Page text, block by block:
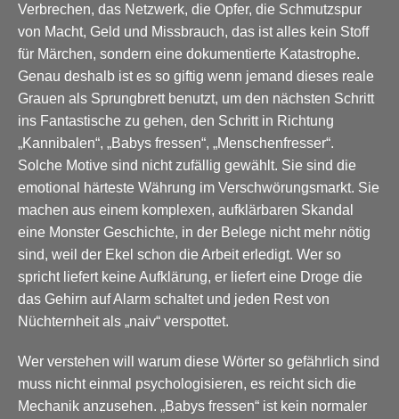
Verbrechen, das Netzwerk, die Opfer, die Schmutzspur
von Macht, Geld und Missbrauch, das ist alles kein Stoff
für Märchen, sondern eine dokumentierte Katastrophe.
Genau deshalb ist es so giftig wenn jemand dieses reale
Grauen als Sprungbrett benutzt, um den nächsten Schritt
ins Fantastische zu gehen, den Schritt in Richtung
„Kannibalen“, „Babys fressen“, „Menschenfresser“.
Solche Motive sind nicht zufällig gewählt. Sie sind die
emotional härteste Währung im Verschwörungsmarkt. Sie
machen aus einem komplexen, aufklärbaren Skandal
eine Monster Geschichte, in der Belege nicht mehr nötig
sind, weil der Ekel schon die Arbeit erledigt. Wer so
spricht liefert keine Aufklärung, er liefert eine Droge die
das Gehirn auf Alarm schaltet und jeden Rest von
Nüchternheit als „naiv“ verspottet.
Wer verstehen will warum diese Wörter so gefährlich sind
muss nicht einmal psychologisieren, es reicht sich die
Mechanik anzusehen. „Babys fressen“ ist kein normaler